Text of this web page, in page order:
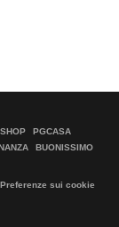
PGCASA
BUONISSIMO
Preferenze sui cookie